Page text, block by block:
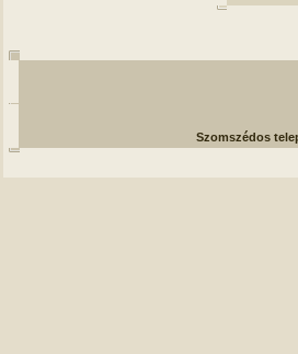
Szomszédos